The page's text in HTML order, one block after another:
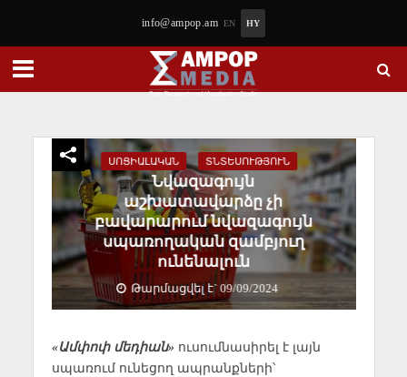
info@ampop.am EN HY
ՍՈՑԻԱԼԱԿԱՆ ՏՆՏԵՍՈՒԹՅՈՒՆ
Նվազագույն
աշխատավարձը չի
բավարարում նվազագույն
սպառողական զամբյուղ
ունենալուն
Թարմացվել է` 09/09/2024
«Ամփոփ մեդիան» ուսումնասիրել է լայն
սպառում ունեցող ապրանքների՝